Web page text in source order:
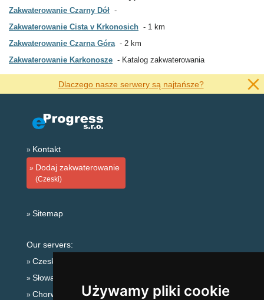
Używamy pliki cookie
Zakwaterowanie Czarny Dół
Zakwaterowanie Cista v Krkonosich
1 km
Zakwaterowanie Czarna Góra
2 km
Zakwaterowanie Karkonosze
Katalog zakwaterowania
Dlaczego nasze serwery są najtańsze?
Kontakt
Dodaj zakwaterowanie
(Czeski)
Sitemap
Our servers:
Czeskie Góry
Słowackie góry
Chorwacja